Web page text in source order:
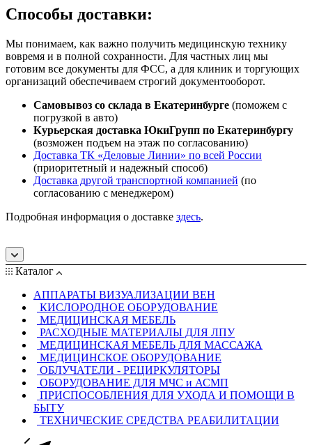
Способы доставки:
Мы понимаем, как важно получить медицинскую технику
вовремя и в полной сохранности. Для частных лиц мы
готовим все документы для ФСС, а для клиник и торгующих
организаций обеспечиваем строгий документооборот.
Самовывоз со склада в Екатеринбурге (поможем с
погрузкой в авто)
Курьерская доставка ЮкиГрупп по Екатеринбургу
(возможен подъем на этаж по согласованию)
Доставка ТК «Деловые Линии» по всей России
(приоритетный и надежный способ)
Доставка другой транспортной компанией (по
согласованию с менеджером)
Подробная информация о доставке здесь.
Каталог
АППАРАТЫ ВИЗУАЛИЗАЦИИ ВЕН
КИСЛОРОДНОЕ ОБОРУДОВАНИЕ
МЕДИЦИНСКАЯ МЕБЕЛЬ
РАСХОДНЫЕ МАТЕРИАЛЫ ДЛЯ ЛПУ
МЕДИЦИНСКАЯ МЕБЕЛЬ ДЛЯ МАССАЖА
МЕДИЦИНСКОЕ ОБОРУДОВАНИЕ
ОБЛУЧАТЕЛИ - РЕЦИРКУЛЯТОРЫ
ОБОРУДОВАНИЕ ДЛЯ МЧС и АСМП
ПРИСПОСОБЛЕНИЯ ДЛЯ УХОДА И ПОМОЩИ В
БЫТУ
ТЕХНИЧЕСКИЕ СРЕДСТВА РЕАБИЛИТАЦИИ